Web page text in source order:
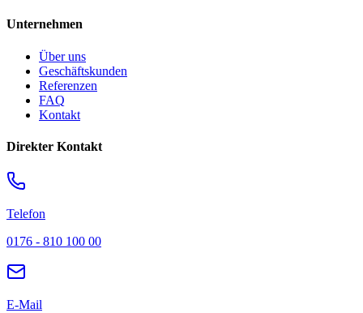
Unternehmen
Über uns
Geschäftskunden
Referenzen
FAQ
Kontakt
Direkter Kontakt
Telefon
0176 - 810 100 00
E-Mail